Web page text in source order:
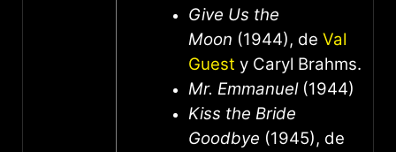
Give Us the
Moon (1944), de Val
Guest y Caryl Brahms.
Mr. Emmanuel(1944)
Kiss the Bride
Goodbye (1945), de